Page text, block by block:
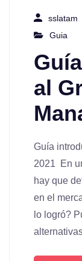
sslatam
Guia
al
Guía
2021 En
hay que
en el
lo logró?